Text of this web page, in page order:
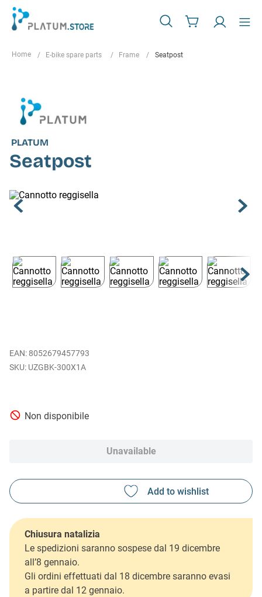
E-bike spare parts Frame Seatpost
PLATUM
Seatpost
EAN: 8052679457793
UZGBK-300X1A
Non disponibile
Unavailable
Chiusura natalizia
Le spedizioni saranno sospese dal 19 dicembre
all’8 gennaio.
Gli ordini effettuati dal 18 dicembre saranno evasi
a partire dal 12 gennaio.